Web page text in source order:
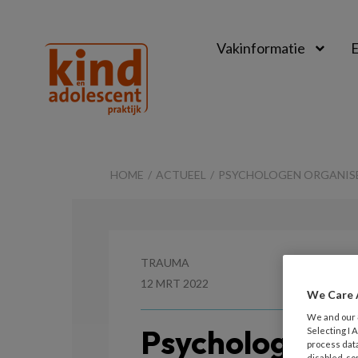
&
Vakinformatie
HOME ACTUEEL PSYCHOLOGEN
TRAUMA
12 MRT 2022
Psychologen
We Care
We and our
Selecting I
process